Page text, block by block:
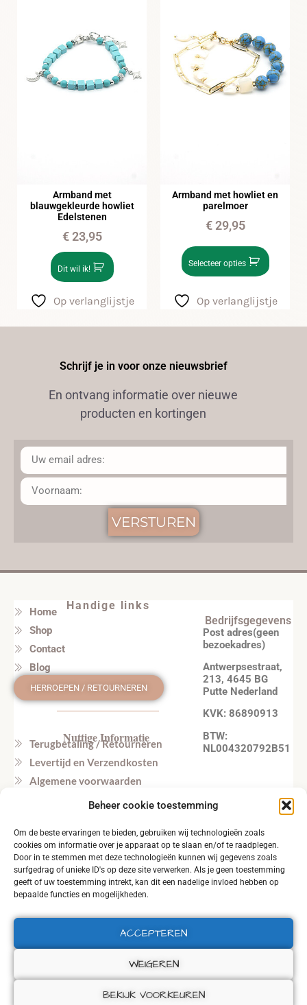
Beheer cookie toestemming
Om de beste ervaringen te bieden, gebruiken wij technologieën zoals
cookies om informatie over je apparaat op te slaan en/of te raadplegen.
Door in te stemmen met deze technologieën kunnen wij gegevens zoals
surfgedrag of unieke ID's op deze site verwerken. Als je geen toestemming
geeft of uw toestemming intrekt, kan dit een nadelige invloed hebben op
bepaalde functies en mogelijkheden.
ACCEPTEREN
WEIGEREN
BEKIJK VOORKEUREN
Armband met
blauwgekleurde howliet
Edelstenen
€23,95
Dit wil ik!
Op verlanglijstje
Armband met howliet en
parelmoer
€29,95
Selecteer opties
Op verlanglijstje
Schrijf je in voor onze nieuwsbrief
En ontvang informatie over nieuwe
producten en kortingen
VERSTUREN
Handige links
Home
Shop
Contact
Blog
HERROEPEN / RETOURNEREN
Nuttige Informatie
Terugbetaling / Retourneren
Levertijd en Verzendkosten
Algemene voorwaarden
Privacy beleid
Tel. NL: +31164603172 (NL, EN)
Tel. BE: +32495219857 (NL, EN)
Bedrijfsgegevens
Post adres(geen
bezoekadres)
Antwerpsestraat,
213, 4645 BG
Putte Nederland
KVK: 86890913
BTW:
NL004320792B51